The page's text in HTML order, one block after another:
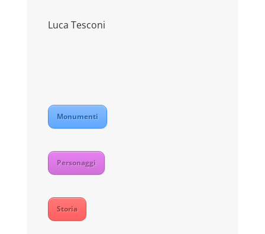
Luca Tesconi
Monumenti
Personaggi
Storia